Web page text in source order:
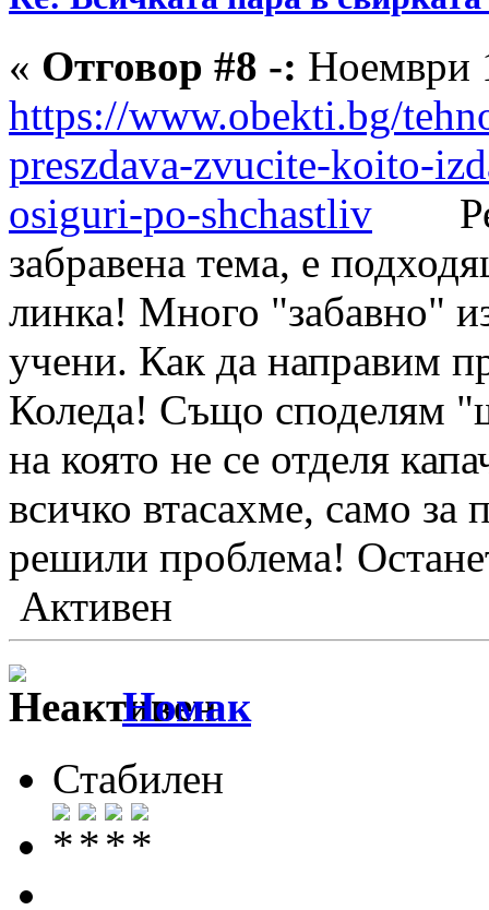
« Отговор #8 -: Ноември
https://www.obekti.bg/
preszdava-zvucite-koito-
osiguri-po-shchastliv
забравена тема, е
линка! Много "забавно"
учени. Как да направим
Коледа! Също споделям
на която не се отделя
всичко втасахме, само за
решили проблема!
Активен
Номак
Стабилен